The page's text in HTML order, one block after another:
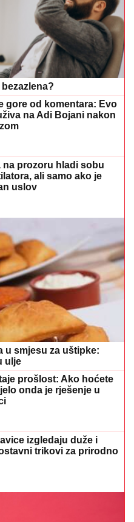
gore od komentara: Evo
na Adi Bojani nakon
na prozoru hladi sobu
ali samo ako je
uslov
u smjesu za uštipke:
ulje
prošlost: Ako hoćete
onda je rješenje u
izgledaju duže i
trikovi za prirodno